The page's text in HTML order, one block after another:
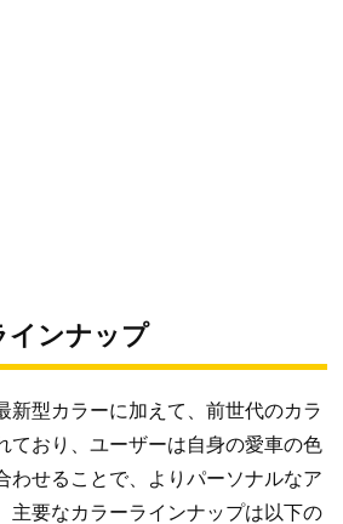
インナップ
新型カラーに加えて、前世代のカラ
ており、ユーザーは自身の愛車の色
わせることで、よりパーソナルなア
主要なカラーラインナップは以下の